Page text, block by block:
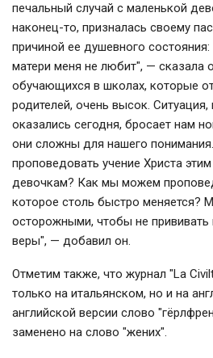
печальный случай с маленькой
наконец-то, призналась своему
причиной ее душевного
матери меня не любит", — сказала
обучающихся в школах, которые
родителей, очень высок.
оказались сегодня, бросает нам
они сложны для нашего
проповедовать учение Христа
девочкам? Как мы можем
которое столь быстро
осторожными, чтобы не прививать
веры", — добавил он.
Отметим также, что журнал "La
только на итальянском, но и на
английской версии слово
заменено на слово "жених".